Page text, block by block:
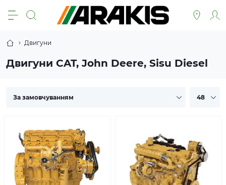
Двигуни
Двигуни CAT, John Deere, Sisu Diesel